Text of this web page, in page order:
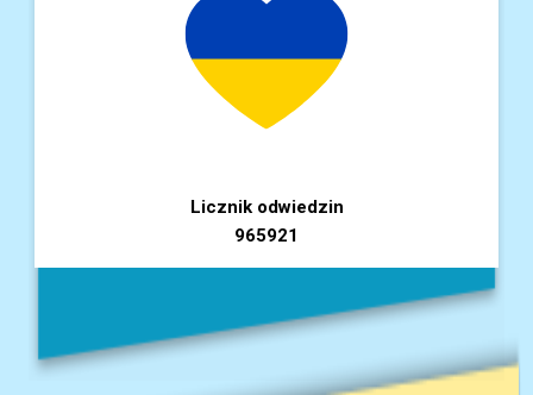
Licznik odwiedzin
965921